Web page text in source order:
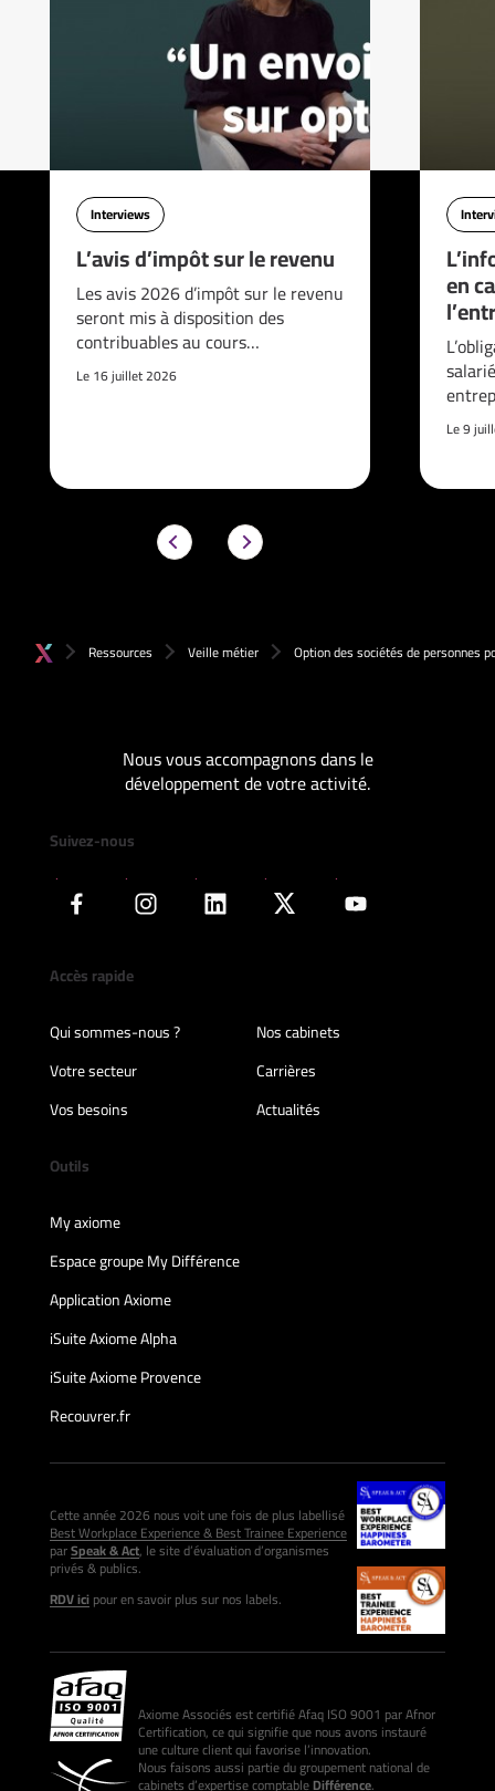
Interviews
L’avis d’impôt sur le revenu
Les avis 2026 d’impôt sur le revenu
seront mis à disposition des
contribuables au cours…
Le 16 juillet 2026
en
Le 9
Ressources Veille métier Option des sociétés de personnes
Nous vous accompagnons dans le
développement de votre activité.
Suivez-nous
Accès rapide
Qui sommes-nous ?
Nos cabinets
Votre secteur
Carrières
Vos besoins
Actualités
Outils
My axiome
Espace groupe My Différence
Application Axiome
iSuite Axiome Alpha
iSuite Axiome Provence
Recouvrer.fr
Cette année 2026 nous voit une fois de plus labellisé
Best Workplace Experience & Best Trainee Experience
parSpeak & Act, le site d’évaluation d’organismes
privés & publics.
RDV icipour en savoir plus sur nos labels.
Axiome Associés est certifié Afaq ISO 9001 par Afnor
Certification, ce qui signifie que nous avons instauré
une culture client qui favorise l’innovation.
Nous faisons aussi partie du groupement national de
cabinets d’expertise comptableDifférence.